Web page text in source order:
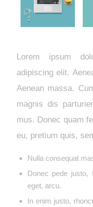
Lorem ipsum
adipiscing elit.
Aenean massa.
magnis dis
mus. Donec quam
eu, pretium quis,
Nulla consequat
Donec pede justo,
eget, arcu.
In enim justo,